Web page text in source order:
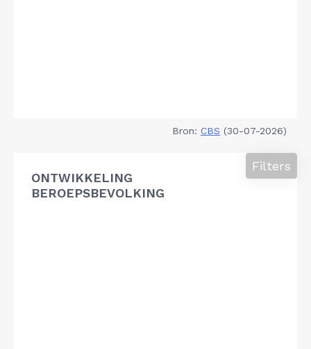
Bron: CBS (30-07-2026)
ONTWIKKELING
BEROEPSBEVOLKING
Filters